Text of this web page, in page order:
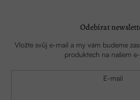
Odebírat
Vložte svůj e-mail a my vám budeme
produktech na našem
E-mail